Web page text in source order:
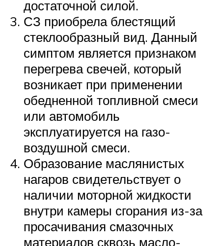
достаточной силой.
СЗ приобрела блестящий
стеклообразный вид. Данный
симптом является признаком
перегрева свечей, который
возникает при применении
обедненной топливной смеси
или автомобиль
эксплуатируется на газо-
воздушной смеси.
Образование маслянистых
нагаров свидетельствует о
наличии моторной жидкости
внутри камеры сгорания из-за
просачивания смазочных
материалов сквозь масло-